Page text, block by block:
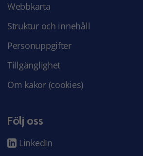
Webbkarta
Struktur och innehåll
Personuppgifter
Tillgänglighet
Om kakor (cookies)
Följ oss
LinkedIn